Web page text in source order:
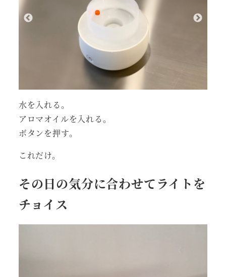
水を入れる。
アロマオイルを入れる。
ボタンを押す。
これだけ。
その日の気分に合わせてライトを
チョイス